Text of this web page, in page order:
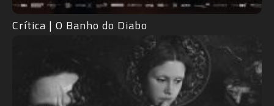
Crítica | O Banho do Diabo